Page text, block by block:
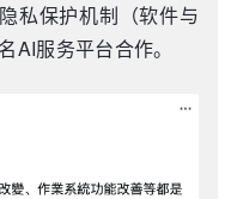
私保护机制（软件与
AI服务平台合作。